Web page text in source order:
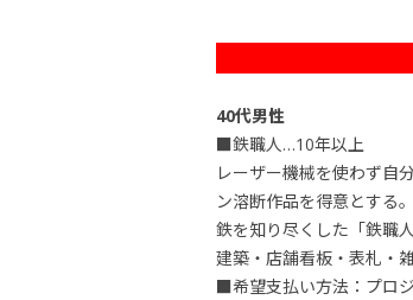
40代男性
■鉄職人…10年以上
レーザー機械を使わず自
ン溶断作品を得意とする。
鉄を知り尽くした「鉄職
建築・店舗看板・表札・
■希望支払い方法：プロ